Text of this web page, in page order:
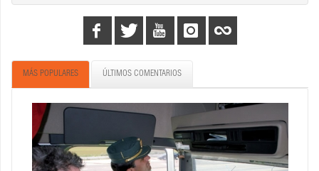
MÁS POPULARES ÚLTIMOS COMENTARIOS